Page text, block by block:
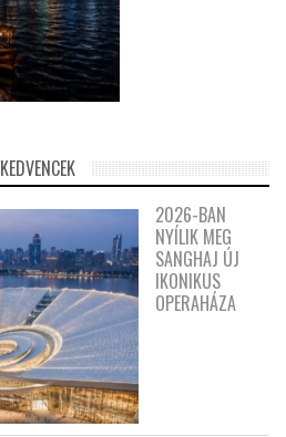
KEDVENCEK
2026-BAN
NYÍLIK MEG
SANGHAJ ÚJ
IKONIKUS
OPERAHÁZA